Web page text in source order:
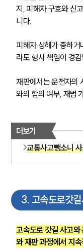
지, 피해자 구호와 신
니다.
피해자 상해가 중하거
라도 형사 책임이 경
재판에서는 운전자의
와의 합의 여부, 재범
더보기
교통사고뺑소니
3. 고속도로갓
고속도로 갓길 사고와
와 재판 과정에서 지